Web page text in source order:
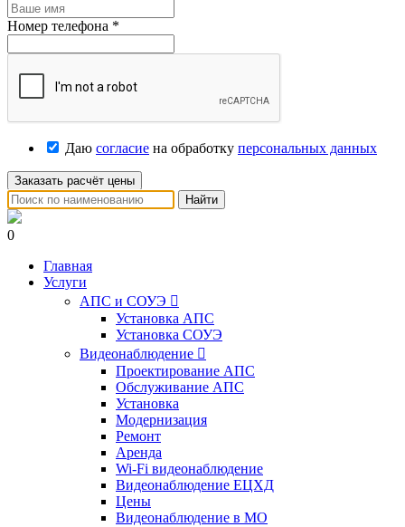
Номер телефона *
Даю согласие на обработку персональных данных
Заказать расчёт цены
Найти
0
Главная
Услуги
АПС и СОУЭ 
Установка АПС
Установка СОУЭ
Видеонаблюдение 
Проектирование АПС
Обслуживание АПС
Установка
Модернизация
Ремонт
Аренда
Wi-Fi видеонаблюдение
Видеонаблюдение ЕЦХД
Цены
Видеонаблюдение в МО